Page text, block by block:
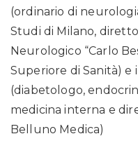
(ordinario di
Studi di Milano,
Neurologico “Carlo
Superiore di Sanità) e il
(diabetologo,
medicina interna e
Belluno Medica)